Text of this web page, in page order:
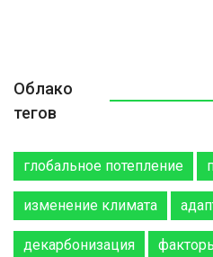
Облако
тегов
глобальное потепление
изменение климата
декарбонизация